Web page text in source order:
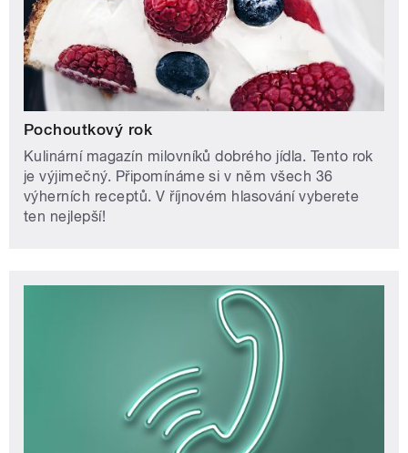
Pochoutkový rok
Kulinární magazín milovníků dobrého jídla. Tento rok
je výjimečný. Připomínáme si v něm všech 36
výherních receptů. V říjnovém hlasování vyberete
ten nejlepší!